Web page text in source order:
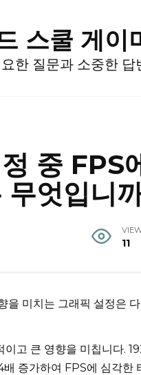
스쿨 게이
한 질문과 소중한 답
중 FPS
무엇입니
11
을 미치는 그래픽 설정은
이고 큰 영향을 미칩니다.
증가하여 FPS에 심각한